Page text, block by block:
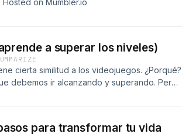
on Mumbler.io
a superar los niveles)
cierta similitud a los videojuegos. ¿Porqué?
debemos ir alcanzando y superando. Pero
puedes lograrlo, y este episodio será la
para transformar tu vida